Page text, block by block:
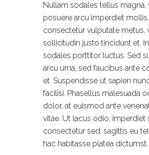
Nullam sodales tellus magna,
posuere arcu imperdiet
consectetur vulputate metus,
sollicitudin justo tincidunt et.
sodales porttitor luctus. Sed
arcu urna, sed faucibus ante
et. Suspendisse ut sapien
facilisi. Phasellus malesuada
dolor, at euismod ante
vitae. Ut lacus odio, imperdiet
consectetur sed, sagittis eu
hac habitasse platea dictumst.